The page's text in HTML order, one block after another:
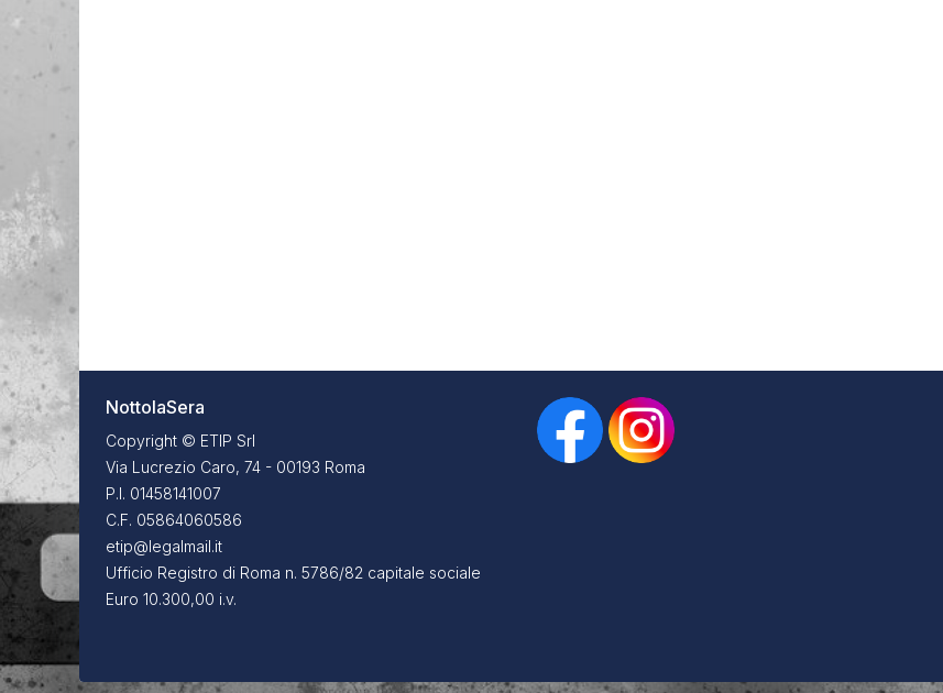
NottolaSera
Copyright © ETIP Srl
Via Lucrezio Caro, 74 - 00193 Roma
P.I. 01458141007
C.F. 05864060586
etip@legalmail.it
Ufficio Registro di Roma n. 5786/82 capitale sociale
Euro 10.300,00 i.v.